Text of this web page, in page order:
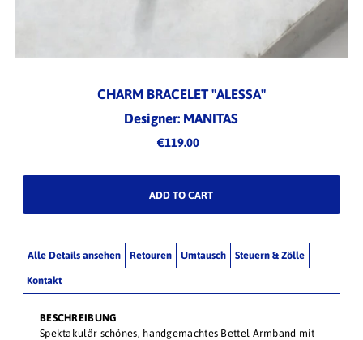
CHARM BRACELET "ALESSA"
Designer: MANITAS
€119.00
Alle Details ansehen Retouren Umtausch Steuern & Zölle
Kontakt
BESCHREIBUNG
Spektakulär schönes, handgemachtes Bettel Armband mit